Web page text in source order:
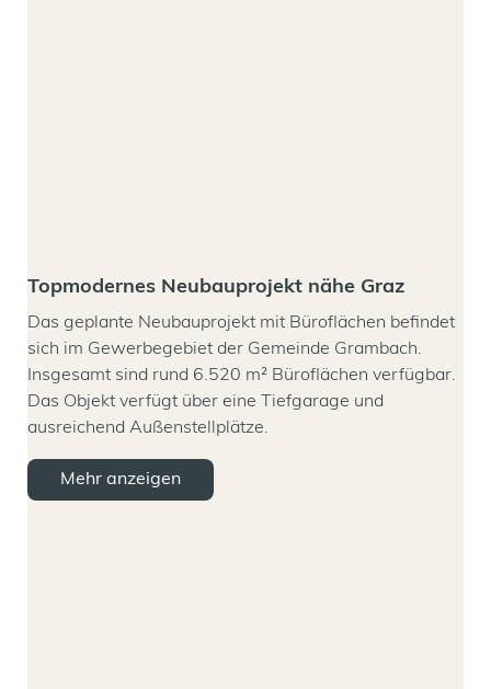
Topmodernes Neubauprojekt nähe Graz
Das geplante Neubauprojekt mit Büroflächen befindet
sich im Gewerbegebiet der Gemeinde Grambach.
Insgesamt sind rund 6.520 m² Büroflächen verfügbar.
Das Objekt verfügt über eine Tiefgarage und
ausreichend Außenstellplätze.
Mehr anzeigen